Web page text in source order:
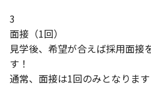
3
面接（1回）
見学後、希望が合えば採用面接
す！
通常、面接は1回のみとなります